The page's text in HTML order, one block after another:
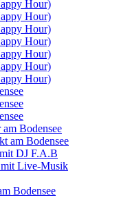
Hour)
Hour)
Hour)
Hour)
Hour)
Hour)
Hour)
Bodensee
am Bodensee
DJ F.A.B
mit Live-Musik
Bodensee